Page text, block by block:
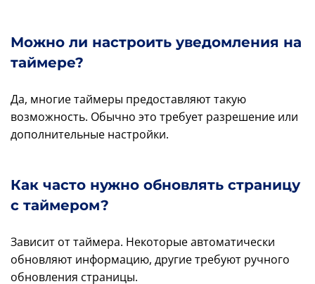
Можно ли настроить уведомления на
таймере?
Да, многие таймеры предоставляют такую
возможность. Обычно это требует разрешение или
дополнительные настройки.
Как часто нужно обновлять страницу
с таймером?
Зависит от таймера. Некоторые автоматически
обновляют информацию, другие требуют ручного
обновления страницы.